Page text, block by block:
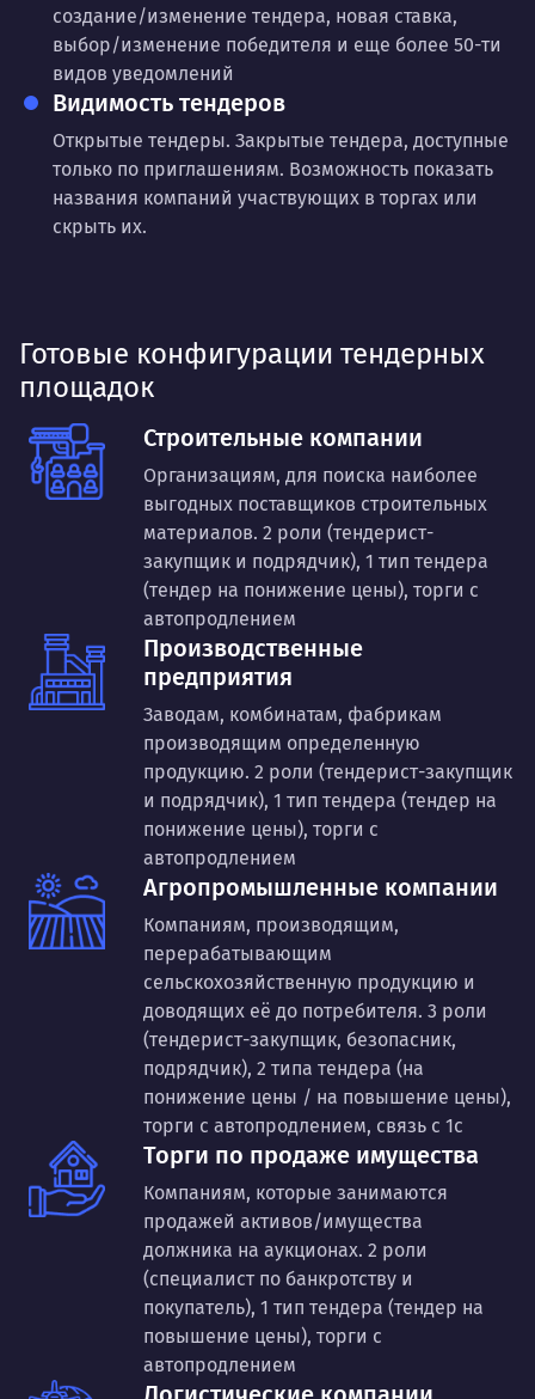
создание/изменение тендера, новая ставка,
выбор/изменение победителя и еще более 50-ти
видов уведомлений
Видимость тендеров
Открытые тендеры. Закрытые тендера, доступные
только по приглашениям. Возможность показать
названия компаний участвующих в торгах или
скрыть их.
Готовые конфигурации тендерных
площадок
Строительные компании
Организациям, для поиска наиболее
выгодных поставщиков строительных
материалов. 2 роли (тендерист-
закупщик и подрядчик), 1 тип тендера
(тендер на понижение цены), торги с
автопродлением
Производственные
предприятия
Заводам, комбинатам, фабрикам
производящим определенную
продукцию. 2 роли (тендерист-закупщик
и подрядчик), 1 тип тендера (тендер на
понижение цены), торги с
автопродлением
Агропромышленные компании
Компаниям, производящим,
перерабатывающим
сельскохозяйственную продукцию и
доводящих её до потребителя. 3 роли
(тендерист-закупщик, безопасник,
подрядчик), 2 типа тендера (на
понижение цены / на повышение цены),
торги с автопродлением, связь с 1с
Торги по продаже имущества
Компаниям, которые занимаются
продажей активов/имущества
должника на аукционах. 2 роли
(специалист по банкротству и
покупатель), 1 тип тендера (тендер на
повышение цены), торги с
автопродлением